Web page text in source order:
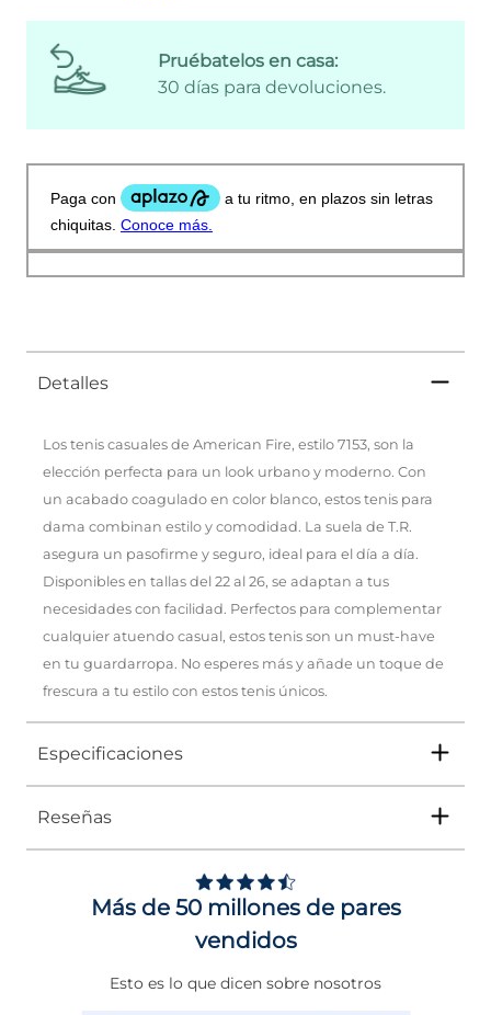
Pruébatelos en casa:
30 días para devoluciones.
Detalles
Los tenis casuales de American Fire, estilo 7153, son la
elección perfecta para un look urbano y moderno. Con
un acabado coagulado en color blanco, estos tenis para
dama combinan estilo y comodidad. La suela de T.R.
asegura un pasofirme y seguro, ideal para el día a día.
Disponibles en tallas del 22 al 26, se adaptan a tus
necesidades con facilidad. Perfectos para complementar
cualquier atuendo casual, estos tenis son un must-have
en tu guardarropa. No esperes más y añade un toque de
frescura a tu estilo con estos tenis únicos.
Especificaciones
Tipo
Género Mujer
DE 0 A 4 cms
NORMAL
Reseñas
Más de 50 millones de pares
vendidos
Esto es lo que dicen sobre nosotros